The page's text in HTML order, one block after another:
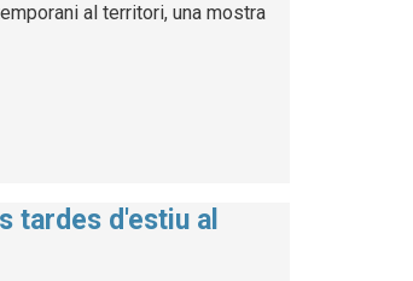
al territori, una mostra
tardes d'estiu al